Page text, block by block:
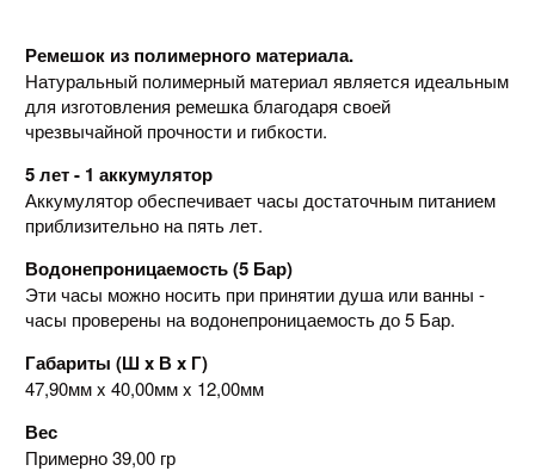
Ремешок из полимерного материала.
Натуральный полимерный материал является идеальным
для изготовления ремешка благодаря своей
чрезвычайной прочности и гибкости.
5 лет - 1 аккумулятор
Аккумулятор обеспечивает часы достаточным питанием
приблизительно на пять лет.
Водонепроницаемость (5 Бар)
Эти часы можно носить при принятии душа или ванны -
часы проверены на водонепроницаемость до 5 Бар.
Габариты (Ш x В x Г)
47,90мм x 40,00мм x 12,00мм
Вес
Примерно 39,00 гр